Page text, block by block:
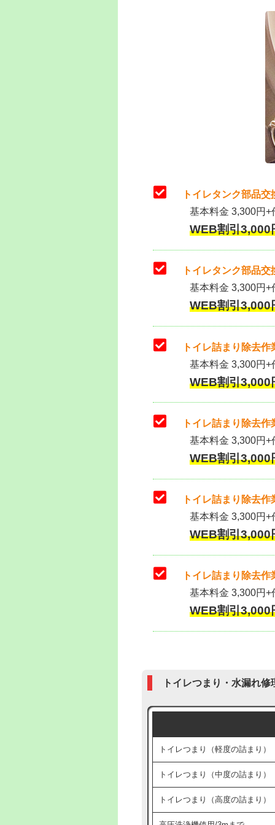
トイレタンク部品
基本料金 3,300円
WEB割引
トイレタンク部品
基本料金 3,300円+
WEB割引
トイレ詰まり除去作
基本料金 3,300円+
WEB割引
トイレ詰まり除去
基本料金 3,300円+
WEB割引
トイレ詰まり除去
基本料金 3,300円+
WEB割引
トイレ詰まり除去
基本料金 3,300円+
WEB割引
トイレつまり・水漏れ
トイレつまり（軽度の詰まり）
トイレつまり（中度の詰まり）
トイレつまり（高度の詰まり）